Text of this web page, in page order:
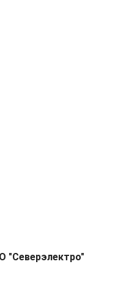
"Северэлектро"